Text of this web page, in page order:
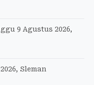
9 Agustus 2026,
Sleman